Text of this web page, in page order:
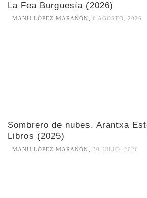
La Fea Burguesía (2026)
MANU LÓPEZ MARAÑÓN, 6 AGOSTO, 2026
Sombrero de nubes. Arantxa
Libros (2025)
MANU LÓPEZ MARAÑÓN 30 JULIO, 2026